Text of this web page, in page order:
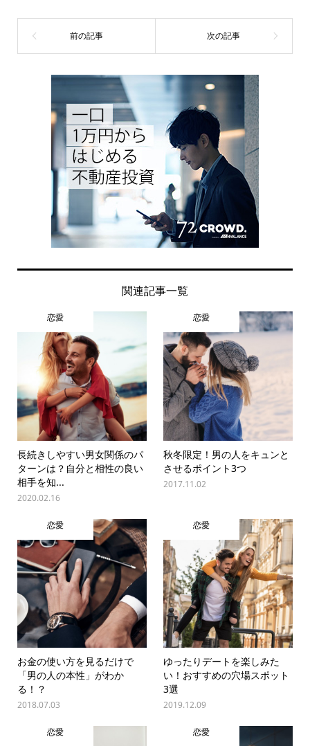
関連記事一覧
恋愛
長続きしやすい男女関係のパ
ターンは？自分と相性の良い
相手を知...
2020.02.16
恋愛
秋冬限定！男の人をキュンと
させるポイント3つ
2017.11.02
恋愛
お金の使い方を見るだけで
「男の人の本性」がわか
る！？
2018.07.03
恋愛
ゆったりデートを楽しみた
い！おすすめの穴場スポット
3選
2019.12.09
恋愛 恋愛